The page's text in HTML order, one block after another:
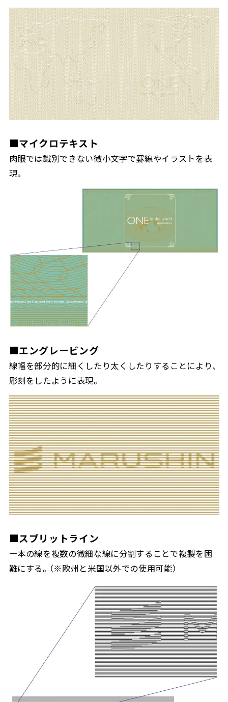
■マイクロテキスト
肉眼では識別できない微小文字で罫線やイラストを表
現。
■エングレービング
線幅を部分的に細くしたり太くしたりすることにより、
彫刻をしたように表現。
■スプリットライン
一本の線を複数の微細な線に分割することで複製を困
難にする。（※欧州と米国以外での使用可能）